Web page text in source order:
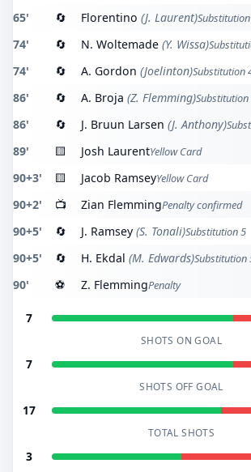
65' 🔄 Florentino (J. Laurent)
74' 🔄 N. Woltemade (Y. Wissa)
74' 🔄 A. Gordon (Joelinton)Substitution
86' 🔄 A. Broja (Z. Flemming)Substitution
86' 🔄 J. Bruun Larsen (J. Anthony)
89' 🟨 Josh LaurentYellow Card
90+3' 🟨 Jacob RamseyYellow Card
90+2' 📺 Zian FlemmingPenalty confirmed
90+5' 🔄 J. Ramsey (S. Tonali)Substitution 5
90+5' 🔄 H. Ekdal (M. Edwards)Substitution
90' ⚽ Z. FlemmingPenalty
7
SHOTS ON GOAL
7
SHOTS OFF GOAL
17
TOTAL SHOTS
3